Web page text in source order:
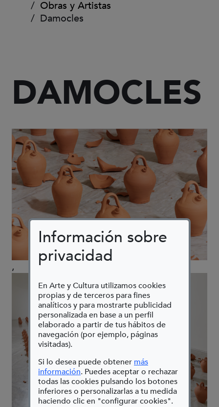
Información sobre
privacidad
En Arte y Cultura utilizamos cookies
propias y de terceros para fines
analíticos y para mostrarte publicidad
personalizada en base a un perfil
elaborado a partir de tus hábitos de
navegación (por ejemplo, páginas
visitadas).
Si lo desea puede obtener más
información(Abre en nueva ventana)
. Puedes aceptar o rechazar
todas las cookies pulsando los botones
inferiores o personalizarlas a tu medida
haciendo clic en "configurar cookies".
Obras y Artistas
Damocles
DAMOCLES
,